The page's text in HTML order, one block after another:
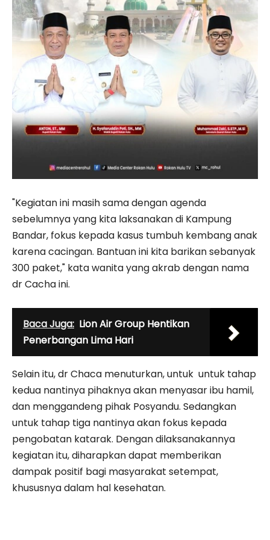
"Kegiatan ini masih sama dengan agenda
sebelumnya yang kita laksanakan di Kampung
Bandar, fokus kepada kasus tumbuh kembang anak
karena cacingan. Bantuan ini kita barikan sebanyak
300 paket," kata wanita yang akrab dengan nama
dr Cacha ini.
Baca Juga: Lion Air Group Hentikan
Penerbangan Lima Hari
Selain itu, dr Chaca menuturkan, untuk untuk tahap
kedua nantinya pihaknya akan menyasar ibu hamil,
dan menggandeng pihak Posyandu. Sedangkan
untuk tahap tiga nantinya akan fo­kus kepada
pengobatan katarak. Dengan dilaksanakannya
kegiatan itu, diharapkan dapat memberikan
dampak positif bagi masyarakat setempat,
khususnya dalam hal kesehatan.